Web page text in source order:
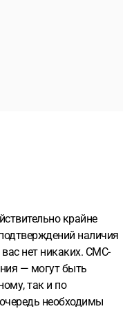
крайне
наличия
вас нет никаких. СМС-
— могут быть
так и по
необходимы